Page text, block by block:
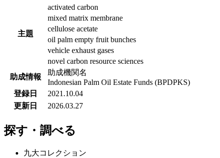
主題
activated carbon
mixed matrix membrane
cellulose acetate
oil palm empty fruit bunches
vehicle exhaust gases
novel carbon resource sciences
助成情報
助成機関名
Indonesian Palm Oil Estate Funds (BPDPKS)
登録日
2021.10.04
更新日
2026.03.27
探す・調べる
九大コレクション